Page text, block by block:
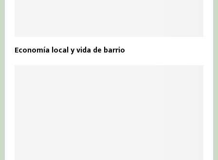
Economía local y vida de barrio